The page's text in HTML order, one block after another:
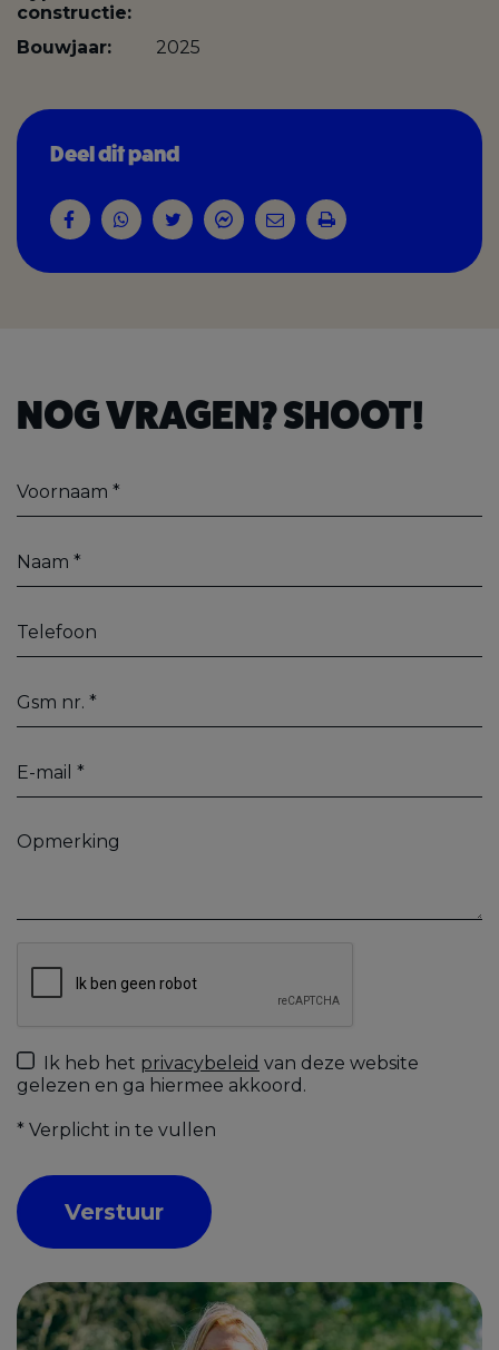
constructie:
Bouwjaar: 2025
Deel dit pand
NOG VRAGEN? SHOOT!
Ik heb het privacybeleid van deze website
gelezen en ga hiermee akkoord.
* Verplicht in te vullen
Verstuur